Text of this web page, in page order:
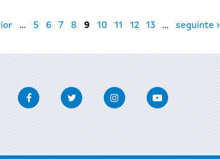
… 5 6 7 8 9 10 11 12 13 … seguinte ›
FacebookTwitter InstagramYoutube